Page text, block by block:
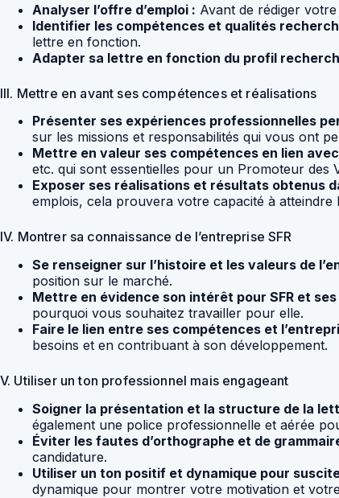
Analyser l’offre d’emploi : Avant de rédiger
Identifier les compétences et qualités
lettre en fonction.
Adapter sa lettre en fonction du profil
III. Mettre en avant ses compétences et réalisations
Présenter ses expériences professionnelles
sur les missions et responsabilités qui vous ont
Mettre en valeur ses compétences en lien
etc. qui sont essentielles pour un Promoteur des
Exposer ses réalisations et résultats obtenus
emplois, cela prouvera votre capacité à atteindre
IV. Montrer sa connaissance de l’entreprise SFR
Se renseigner sur l’histoire et les valeurs de
position sur le marché.
Mettre en évidence son intérêt pour SFR et
pourquoi vous souhaitez travailler pour elle.
Faire le lien entre ses compétences et
besoins et en contribuant à son développement.
V. Utiliser un ton professionnel mais engageant
Soigner la présentation et la structure de la
également une police professionnelle et aérée
Éviter les fautes d’orthographe et de
candidature.
Utiliser un ton positif et dynamique pour
dynamique pour montrer votre motivation et